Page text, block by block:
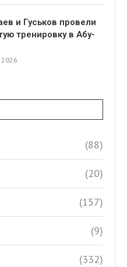
и Гуськов провели
тренировку в Абу-
(88)
(20)
(157)
(9)
(332)